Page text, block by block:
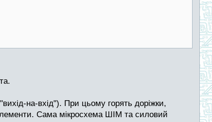
на-вхід"). При цьому горять доріжки,
Сама мікросхема ШІМ та силовий